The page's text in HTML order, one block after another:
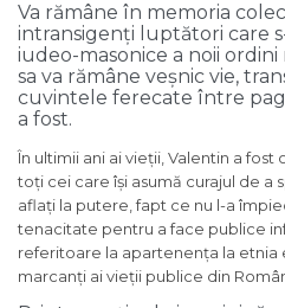
Va rămâne în memoria
intransigenți luptători care
iudeo-masonice a noii
sa va rămâne veșnic vie,
cuvintele ferecate între
a fost.
În ultimii ani ai vieții, Valentin a fost
toți cei care își asumă curajul de a
aflați la putere, fapt ce nu l-a
tenacitate pentru a face publice
referitoare la apartenența la etnia
marcanți ai vieții publice din